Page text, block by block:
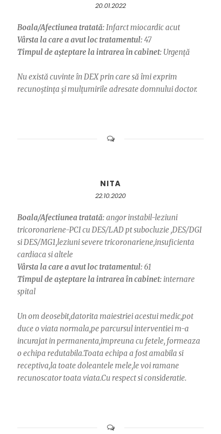
20.01.2022
Boala/Afectiunea tratată: Infarct miocardic acut
Vârsta la care a avut loc tratamentul: 47
Timpul de așteptare la intrarea în cabinet: Urgență
Nu există cuvinte în DEX prin care să îmi exprim
recunoștința și mulțumirile adresate domnului doctor.
NITA
22.10.2020
Boala/Afectiunea tratată: angor instabil-leziuni
tricoronariene-PCI cu DES/LAD pt subocluzie ,DES/DGI
si DES/MG1,leziuni severe tricoronariene,insuficienta
cardiaca si altele
Vârsta la care a avut loc tratamentul: 61
Timpul de așteptare la intrarea în cabinet: internare
spital
Un om deosebit,datorita maiestriei acestui medic,pot
duce o viata normala,pe parcursul interventiei m-a
incurajat in permanenta,impreuna cu fetele, formeaza
o echipa redutabila.Toata echipa a fost amabila si
receptiva,la toate doleantele mele,le voi ramane
recunoscator toata viata.Cu respect si consideratie.